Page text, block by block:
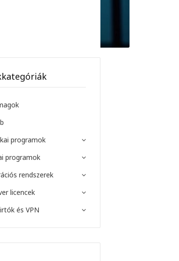
programok
programok
rendszerek
licencek
és VPN